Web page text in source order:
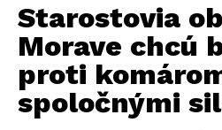
Starostovia
Morave chcú
proti
spoločnými